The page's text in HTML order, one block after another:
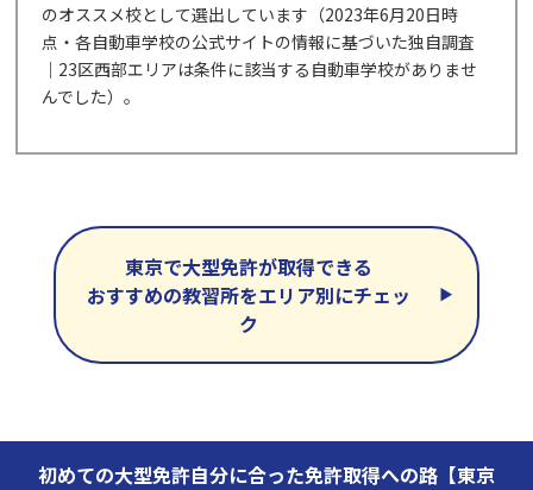
のオススメ校として選出しています（2023年6月20日時
点・各自動車学校の公式サイトの情報に基づいた独自調査
｜23区西部エリアは条件に該当する自動車学校がありませ
んでした）。
東京で大型免許が取得できる
おすすめの教習所をエリア別にチェッ
ク
初めての大型免許自分に合った免許取得への路【東京